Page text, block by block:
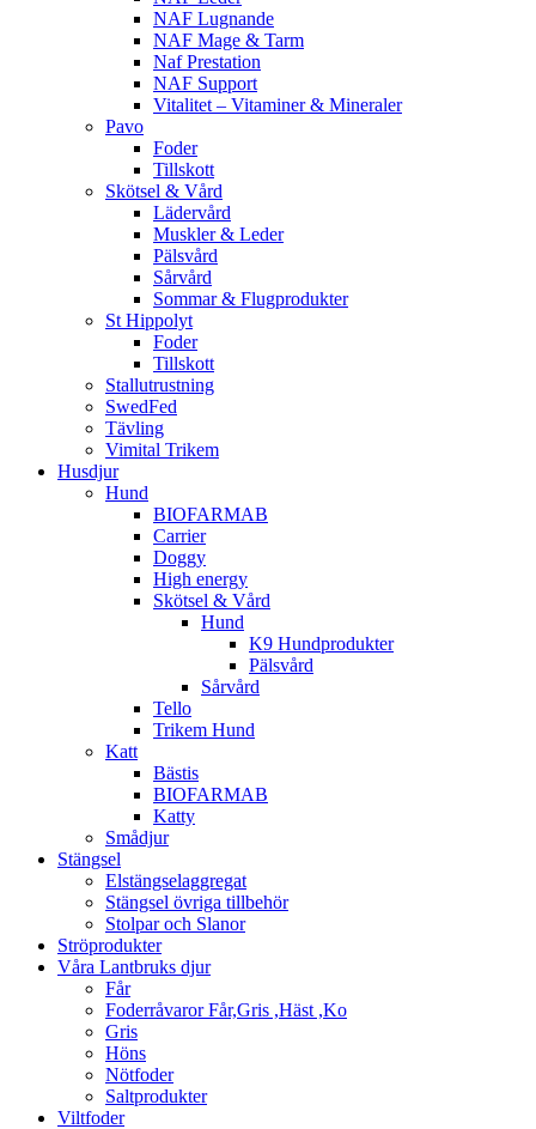
NAF Lugnande
NAF Mage & Tarm
Naf Prestation
NAF Support
Vitalitet – Vitaminer & Mineraler
Pavo
Foder
Tillskott
Skötsel & Vård
Lädervård
Muskler & Leder
Pälsvård
Sårvård
Sommar & Flugprodukter
St Hippolyt
Foder
Tillskott
Stallutrustning
SwedFed
Tävling
Vimital Trikem
Husdjur
Hund
BIOFARMAB
Carrier
Doggy
High energy
Skötsel & Vård
Hund
K9 Hundprodukter
Pälsvård
Sårvård
Tello
Trikem Hund
Katt
Bästis
BIOFARMAB
Katty
Smådjur
Stängsel
Elstängselaggregat
Stängsel övriga tillbehör
Stolpar och Slanor
Ströprodukter
Våra Lantbruks djur
Får
Foderråvaror Får,Gris ,Häst ,Ko
Gris
Höns
Nötfoder
Saltprodukter
Viltfoder